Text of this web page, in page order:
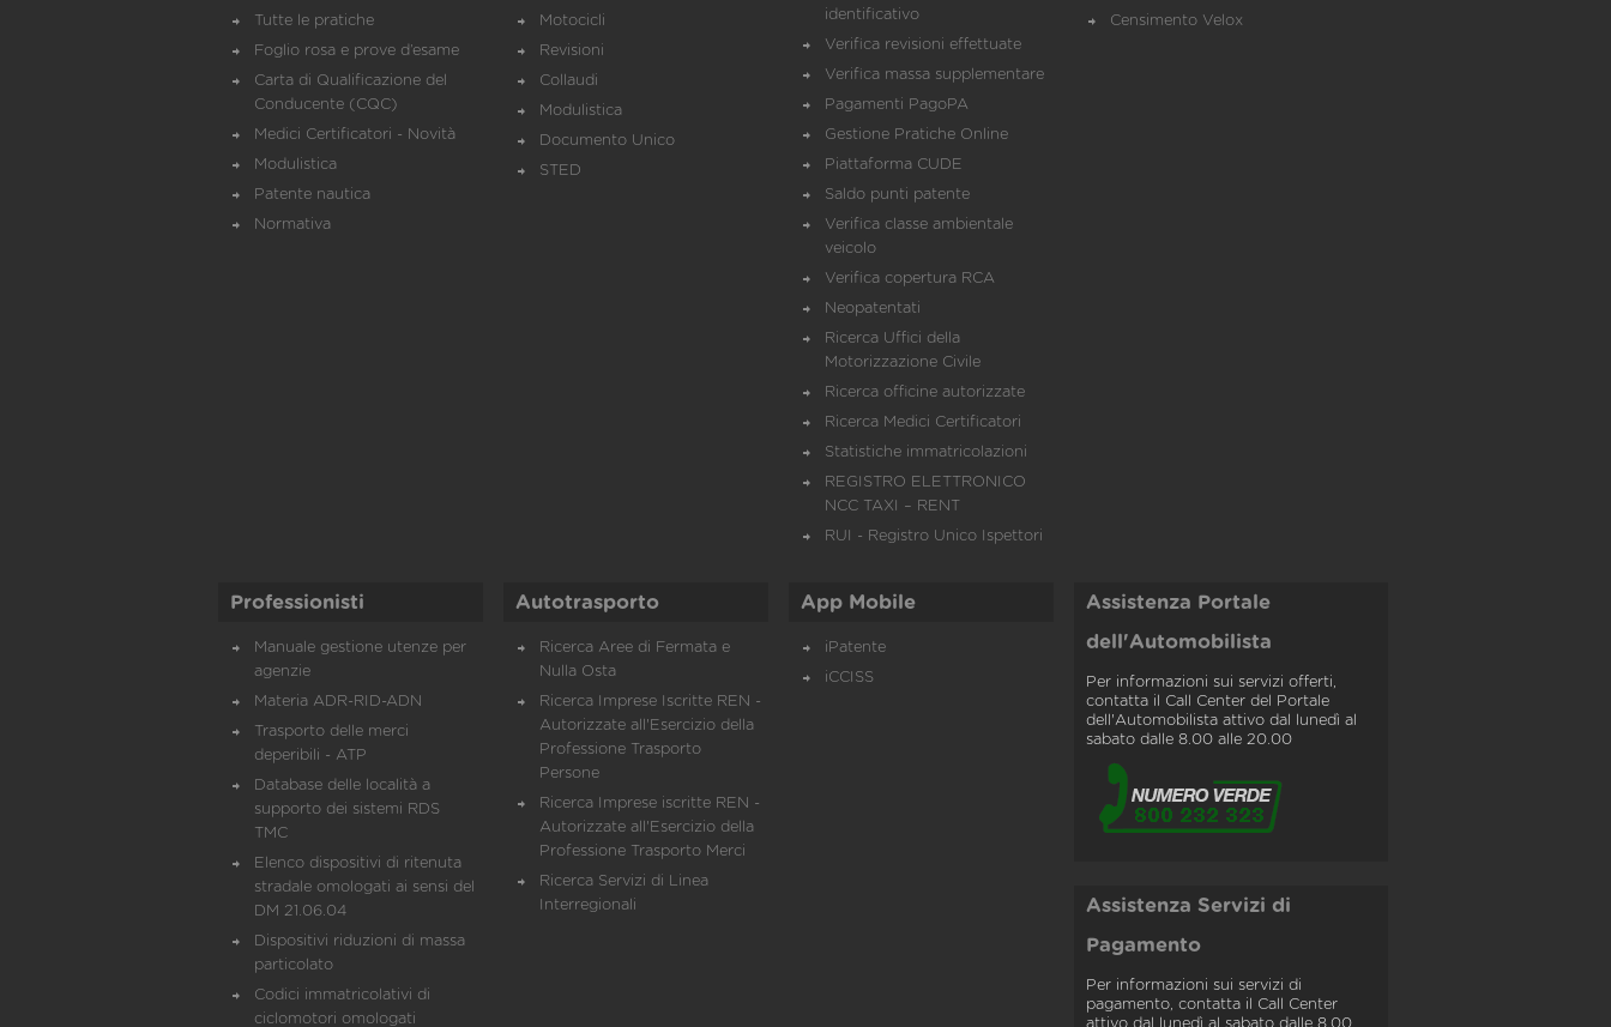
Tutte le pratiche
Foglio rosa e prove d’esame
Carta di Qualificazione del
Conducente (CQC)
Medici Certificatori - Novità
Modulistica
Patente nautica
Normativa
Motocicli
Revisioni
Collaudi
Modulistica
Documento Unico
STED
identificativo
Verifica revisioni effettuate
Verifica massa supplementare
Pagamenti PagoPA
Gestione Pratiche Online
Piattaforma CUDE
Saldo punti patente
Verifica classe ambientale
veicolo
Verifica copertura RCA
Neopatentati
Ricerca Uffici della
Motorizzazione Civile
Ricerca officine autorizzate
Ricerca Medici Certificatori
Statistiche immatricolazioni
REGISTRO ELETTRONICO
NCC TAXI – RENT
RUI - Registro Unico Ispettori
Censimento Velox
Professionisti
Manuale gestione utenze per
agenzie
Materia ADR-RID-ADN
Trasporto delle merci
deperibili - ATP
Database delle località a
supporto dei sistemi RDS
TMC
Elenco dispositivi di ritenuta
stradale omologati ai sensi del
DM 21.06.04
Dispositivi riduzioni di massa
particolato
Codici immatricolativi di
ciclomotori omologati
Autotrasporto
Ricerca Aree di Fermata e
Nulla Osta
Ricerca Imprese Iscritte REN -
Autorizzate all'Esercizio della
Professione Trasporto
Persone
Ricerca Imprese iscritte REN -
Autorizzate all'Esercizio della
Professione Trasporto Merci
Ricerca Servizi di Linea
Interregionali
App Mobile
iPatente
iCCISS
Assistenza Portale
dell'Automobilista
Per informazioni sui servizi offerti,
contatta il Call Center del Portale
dell'Automobilista attivo dal lunedì al
sabato dalle 8.00 alle 20.00
Assistenza Servizi di
Pagamento
Per informazioni sui servizi di
pagamento, contatta il Call Center